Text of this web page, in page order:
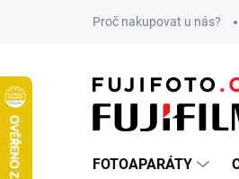
Proč nakupovat u nás?
FOTOAPARÁTY